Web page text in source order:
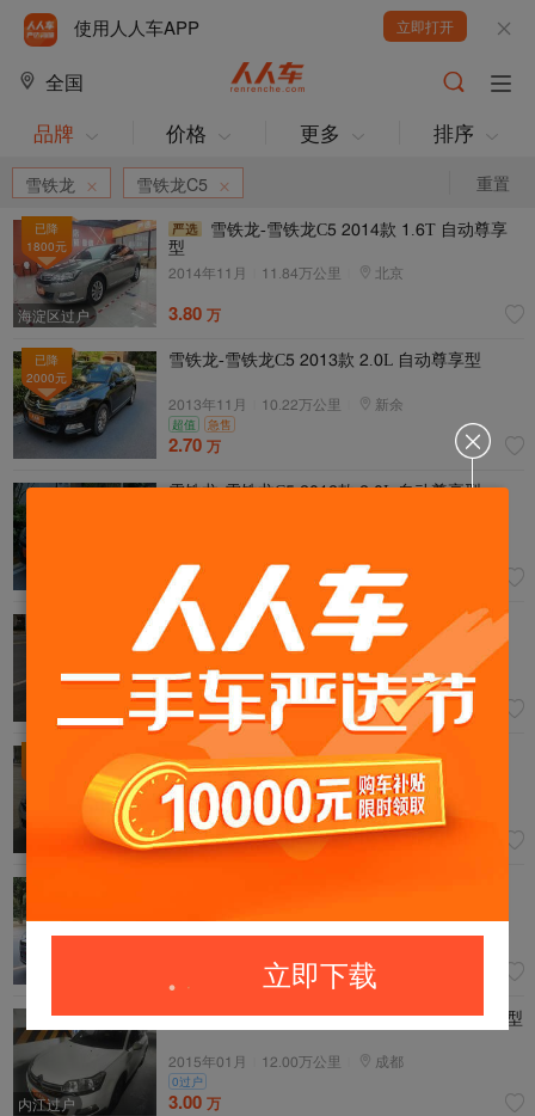
使用人人车APP 立即打开
全国
立即下载
品牌 价格 更多 排序
重置
雪铁龙 雪铁龙C5
已降
1800元
海淀区过户
雪铁龙-雪铁龙C1 5047款 4.2T 自动尊享
型
5047年44月 44.97万公里 北京
3.80 万
已降
2000元
雪铁龙-雪铁龙C1 5043款 5.0L 自动尊享型
5043年44月 40.55万公里
新余
超值
急售
2.70 万
雪铁龙-雪铁龙C1 5045款 5.0L 自动尊享型
3.55
雪铁龙-雪铁龙C1 5043款 5.3L 自动尊贵型
5047年04月 48.45万公里 郑州
5.00 万
雪铁龙-C1 5043款 5.3L 自动豪华型
5043年45月 | 7.80万公里
大同
0过户
11.50 万
内江过户
雪铁龙-雪铁龙C1 5047款 5.0L 自动尊悦型
5041年04月 45.00万公里
成都
0过户
3.00 万